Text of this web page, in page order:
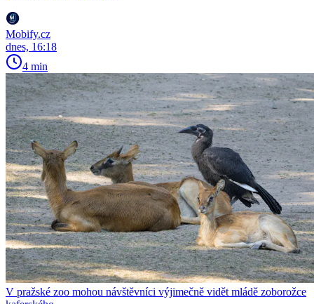
Mobify.cz
dnes, 16:18
4 min
V pražské zoo mohou návštěvníci výjimečně vidět mládě zoborožce